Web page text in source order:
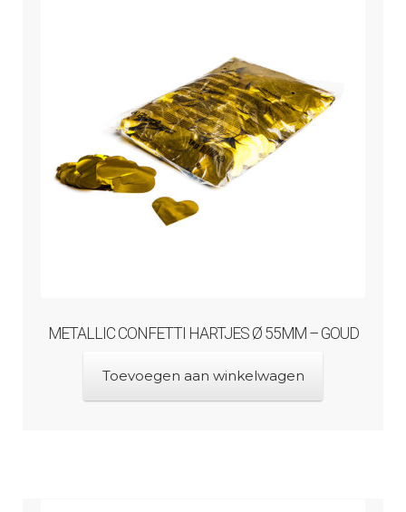
METALLIC CONFETTI HARTJES Ø 55MM – GOUD
Toevoegen aan winkelwagen